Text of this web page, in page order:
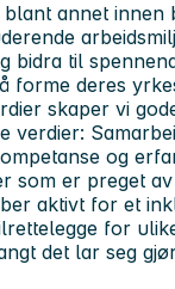
annet innen
bidra til
forme deres
skaper vi
verdier:
og
som er preget
aktivt for et
for
det lar seg